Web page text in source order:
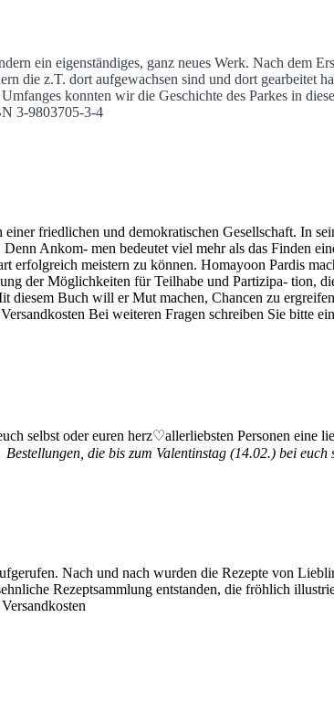
ein eigenständiges, ganz neues Werk. Nach dem
die z.T. dort aufgewachsen sind und dort gearbeitet
konnten wir die Geschichte des Parkes in
3-9803705-3-4
friedlichen und demokratischen Gesellschaft. In
Ankom- men bedeutet viel mehr als das Finden
erfolgreich meistern zu können. Homayoon Pardis
der Möglichkeiten für Teilhabe und Partizipa- tion,
Buch will er Mut machen, Chancen zu
Bei weiteren Fragen schreiben Sie bitte
selbst oder euren herz♡allerliebsten Personen eine
Bestellungen, die bis zum Valentinstag (14.02.) bei
Nach und nach wurden die Rezepte von
Rezeptsammlung entstanden, die fröhlich